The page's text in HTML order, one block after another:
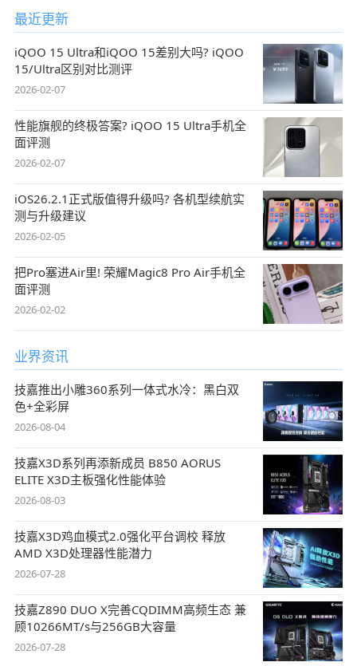
最近更新
iQOO 15 Ultra和iQOO 15差别大吗? iQOO
15/Ultra区别对比测评
2026-02-07
性能旗舰的终极答案? iQOO 15 Ultra手机全
面评测
2026-02-07
iOS26.2.1正式版值得升级吗? 各机型续航实
测与升级建议
2026-02-05
把Pro塞进Air里! 荣耀Magic8 Pro Air手机全
面评测
2026-02-02
业界资讯
技嘉推出小雕360系列一体式水冷：黑白双
色+全彩屏
2026-08-04
技嘉X3D系列再添新成员 B850 AORUS
ELITE X3D主板强化性能体验
2026-08-03
技嘉X3D鸡血模式2.0强化平台调校 释放
AMD X3D处理器性能潜力
2026-07-28
技嘉Z890 DUO X完善CQDIMM高频生态 兼
顾10266MT/s与256GB大容量
2026-07-28